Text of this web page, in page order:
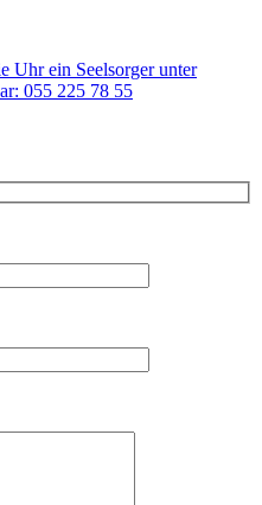
Uhr ein Seelsorger unter
055 225 78 55